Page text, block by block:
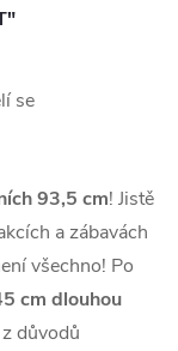
se
93,5 cm! Jistě
a zábavách
všechno! Po
cm dlouhou
důvodů